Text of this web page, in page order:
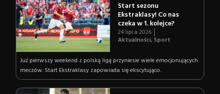
Start sezonu
Ekstraklasy! Co nas
czeka w 1. kolejce?
24 lipca 2026
Aktualności, Sport
Już pierwszy weekend z polską ligą przyniesie wiele emocjonujących
meczów. Start Ekstraklasy zapowiada się ekscytująco.